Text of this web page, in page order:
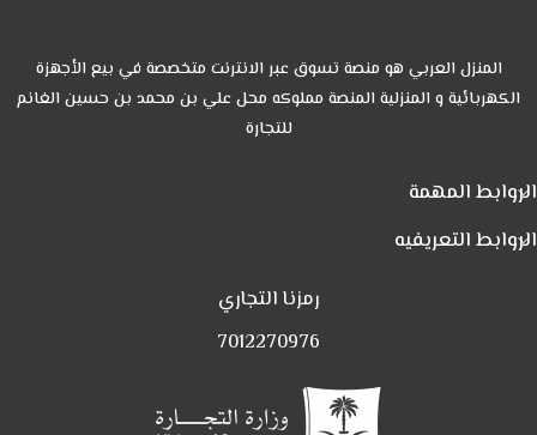
المنزل العربي هو منصة تسوق عبر الانترنت متخصصة في بيع الأجهزة
الكهربائية و المنزلية المنصة مملوكه محل علي بن محمد بن حسين الغانم
للتجارة
الروابط المهمة
الروابط التعريفيه
رمزنا التجاري
7012270976